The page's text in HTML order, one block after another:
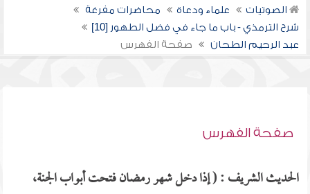
الصوتيات علماء ودعاة
محاضرات مفرغة
شرح الترمذي - باب ما جاء في فضل الطهور [10]
عبد الرحيم الطحان
صفحة الفهرس
صفحة الفهرس
الحديث الشريف : ( إذا دخل شهر رمضان فتحت أبواب الجنة،